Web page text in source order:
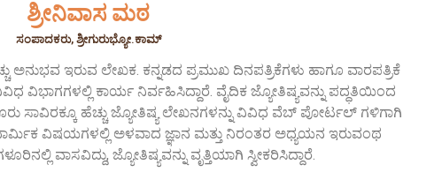
ಶ್ರೀನಿವಾಸ ಮಠ
ಸಂಪಾದಕರು, ಶ್ರೀಗುರುಭ್ಯೋ.ಕಾಮ್
ಅನುಭವ ಇರುವ ಲೇಖಕ. ಕನ್ನಡದ ಪ್ರಮುಖ ದಿನಪತ್ರಿಕೆಗಳು ಹಾಗೂ ವಾರಪತ್ರಿಕೆ
ವಿಭಾಗಗಳಲ್ಲಿ ಕಾರ್ಯ ನಿರ್ವಹಿಸಿದ್ದಾರೆ. ವೈದಿಕ ಜ್ಯೋತಿಷ್ಯವನ್ನು ಪದ್ಧತಿಯಿಂದ
ಸಾವಿರಕ್ಕೂ ಹೆಚ್ಚು ಜ್ಯೋತಿಷ್ಯ ಲೇಖನಗಳನ್ನು ವಿವಿಧ ವೆಬ್ ಪೋರ್ಟಲ್ ಗಳಿಗಾಗಿ
ಧಾರ್ಮಿಕ ವಿಷಯಗಳಲ್ಲಿ ಅಳವಾದ ಜ್ಞಾನ ಮತ್ತು ನಿರಂತರ ಅಧ್ಯಯನ ಇರುವಂಥ
ವಾಸವಿದ್ದು, ಜ್ಯೋತಿಷ್ಯವನ್ನು ವೃತ್ತಿಯಾಗಿ ಸ್ವೀಕರಿಸಿದ್ದಾರೆ.